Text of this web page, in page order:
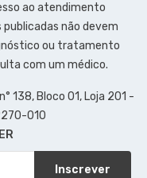
ao atendimento
não devem
ou tratamento
com um médico.
138, Bloco 01, Loja 201 -
010
Inscrever